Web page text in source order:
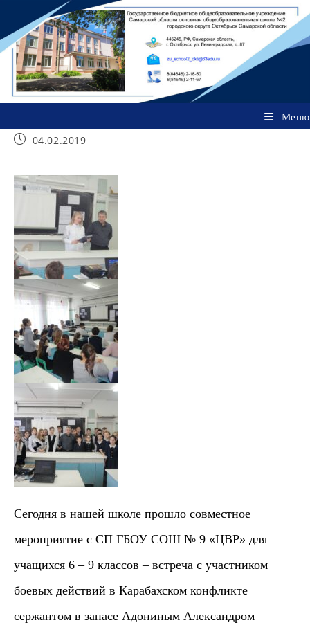
содержимому
Меню
Запись04.02.2019
Сегодня в нашей школе прошло совместное
мероприятие с СП ГБОУ СОШ № 9 «ЦВР» для
учащихся 6 – 9 классов – встреча с участником
боевых действий в Карабахском конфликте
сержантом в запасе Адониным Александром